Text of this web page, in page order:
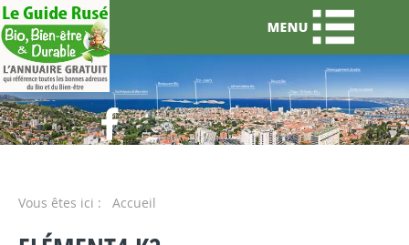
Vous êtes ici : Accueil